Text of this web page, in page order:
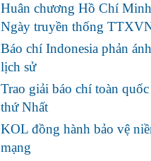
Huân chương Hồ Chí
Ngày truyền thống
Báo chí Indonesia phản
lịch sử
Trao giải báo chí toàn
thứ Nhất
KOL đồng hành bảo vệ
mạng